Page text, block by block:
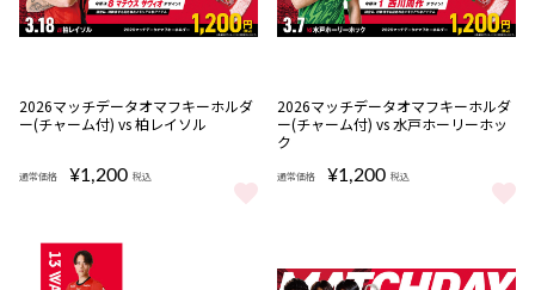
完売
2026マッチデータオマフキーホルダ
ー(チャーム付) vs 柏レイソル
通常価格 ¥1,200 税込
2026マッチデータオマフキーホルダー(チャーム付) vs 柏レイソル
2026マッチデータオマフキーホルダ
ー(チャーム付) vs 水戸ホーリーホッ
ク
通常価格 ¥1,200 税込
2026マッチデータオマフキーホ